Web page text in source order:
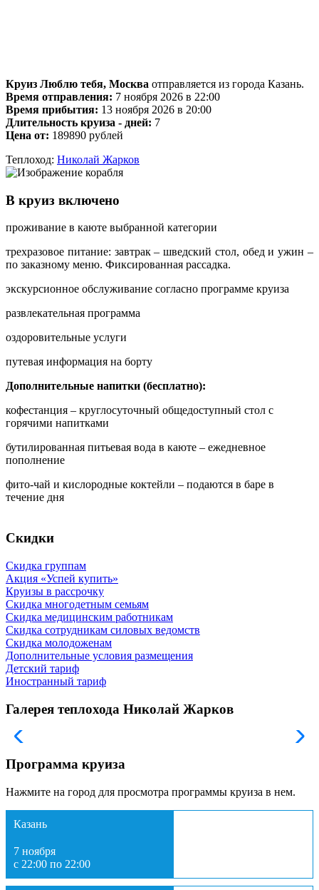
Круиз Люблю тебя, Москва отправляется из города Казань.
Время отправления: 7 ноября 2026 в 22:00
Время прибытия: 13 ноября 2026 в 20:00
Длительность круиза - дней: 7
Цена от: 189890 рублей
Теплоход: Николай Жарков
В круиз включено
проживание в каюте выбранной категории
трехразовое питание: завтрак – шведский стол, обед и ужин –
по заказному меню. Фиксированная рассадка.
экскурсионное обслуживание согласно программе круиза
развлекательная программа
оздоровительные услуги
путевая информация на борту
Дополнительные напитки (бесплатно):
кофестанция – круглосуточный общедоступный стол с
горячими напитками
бутилированная питьевая вода в каюте – ежедневное
пополнение
фито-чай и кислородные коктейли – подаются в баре в
течение дня
Скидки
Скидка группам
Акция «Успей купить»
Круизы в рассрочку
Скидка многодетным семьям
Скидка медицинским работникам
Скидка сотрудникам силовых ведомств
Скидка молодоженам
Дополнительные условия размещения
Детский тариф
Иностранный тариф
Галерея теплохода Николай Жарков
Программа круиза
Нажмите на город для просмотра программы круиза в нем.
Казань
7 ноября
с 22:00 по 22:00